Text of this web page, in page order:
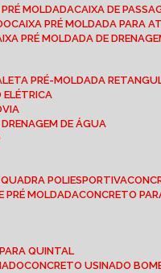
PRÉ MOLDADA
CAIXA DE
CAIXA PRÉ MOLDADA PARA
PRÉ MOLDADA DE
PRÉ-MOLDADA
ELÉTRICA
DE ÁGUA
QUADRA POLIESPORTIVA
PRÉ MOLDADA
CONCRETO
QUINTAL
CONCRETO USINADO